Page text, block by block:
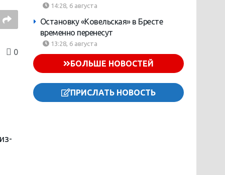
0
14:28, 6 августа
Остановку «Ковельская» в Бресте
временно перенесут
13:28, 6 августа
БОЛЬШЕ НОВОСТЕЙ
ПРИСЛАТЬ НОВОСТЬ